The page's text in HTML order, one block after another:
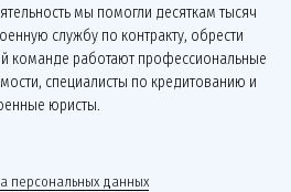
мы помогли десяткам тысяч
службу по контракту, обрести
команде работают профессиональные
специалисты по кредитованию и
юристы.
персональных данных